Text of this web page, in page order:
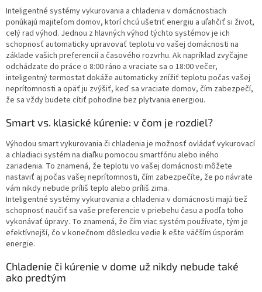
p
i
s
u
Inteligentné systémy vykurovania a chladenia v domácnostiach
ponúkajú majiteľom domov, ktorí chcú ušetriť energiu a uľahčiť si život,
celý rad výhod. Jednou z hlavných výhod týchto systémov je ich
schopnosť automaticky upravovať teplotu vo vašej domácnosti na
základe vašich preferencií a časového rozvrhu. Ak napríklad zvyčajne
odchádzate do práce o 8:00 ráno a vraciate sa o 18:00 večer,
inteligentný termostat dokáže automaticky znížiť teplotu počas vašej
neprítomnosti a opäť ju zvýšiť, keď sa vraciate domov, čím zabezpečí,
že sa vždy budete cítiť pohodlne bez plytvania energiou.
Smart vs. klasické kúrenie: v čom je rozdiel?
Výhodou smart vykurovania či chladenia je možnosť ovládať vykurovací
a chladiaci systém na diaľku pomocou smartfónu alebo iného
zariadenia. To znamená, že teplotu vo vašej domácnosti môžete
nastaviť aj počas vašej neprítomnosti, čím zabezpečíte, že po návrate
vám nikdy nebude príliš teplo alebo príliš zima.
Inteligentné systémy vykurovania a chladenia v domácnosti majú tiež
schopnosť naučiť sa vaše preferencie v priebehu času a podľa toho
vykonávať úpravy. To znamená, že čím viac systém používate, tým je
efektívnejší, čo v konečnom dôsledku vedie k ešte väčším úsporám
energie.
Chladenie či kúrenie v dome už nikdy nebude také
ako predtým